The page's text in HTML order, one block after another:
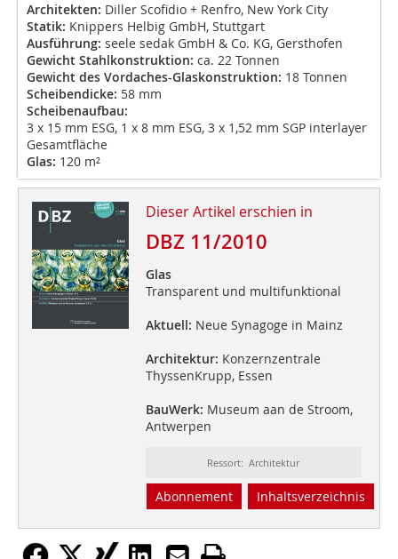
Architekten: Diller Scofidio + Renfro, New York City
Statik: Knippers Helbig GmbH, Stuttgart
Ausführung: seele sedak GmbH & Co. KG, Gersthofen
Gewicht Stahlkonstruktion: ca. 22 Tonnen
Gewicht des Vordaches-Glaskonstruktion: 18 Tonnen
Scheibendicke: 58 mm
Scheibenaufbau:
3 x 15 mm ESG, 1 x 8 mm ESG, 3 x 1,52 mm SGP interlayer
Gesamtfläche
Glas: 120 m²
Dieser Artikel erschien in
DBZ 11/2010
Glas
Transparent und multifunktional
Aktuell: Neue Synagoge in Mainz
Architektur: Konzernzentrale
ThyssenKrupp, Essen
BauWerk: Museum aan de Stroom,
Antwerpen
Ressort: Architektur
Abonnement Inhaltsverzeichnis